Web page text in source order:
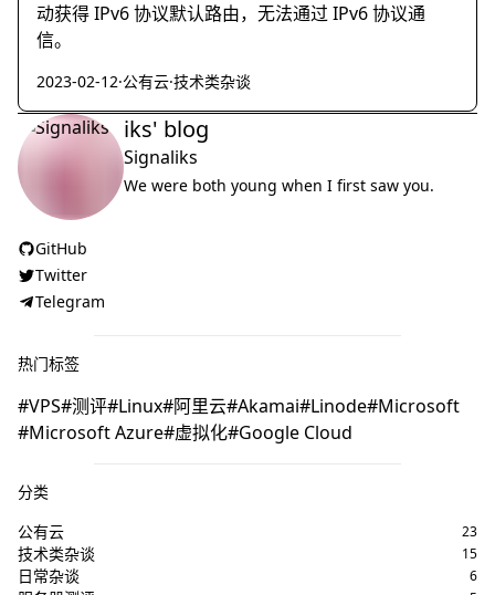
动获得 IPv6 协议默认路由，无法通过 IPv6 协议通
信。
2023-02-12·公有云·技术类杂谈
iks' blog
Signaliks
We were both young when I first saw you.
GitHub
Twitter
Telegram
热门标签
VPS 测评 Linux 阿里云 Akamai Linode Microsoft
Microsoft Azure 虚拟化 Google Cloud
分类
公有云
23
技术类杂谈 15
日常杂谈 6